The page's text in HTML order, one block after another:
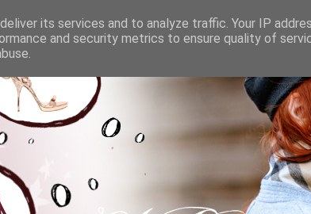
its services and to analyze traffic. Your IP
and security metrics to ensure quality of